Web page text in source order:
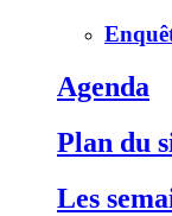
Agenda
Plan du
Les